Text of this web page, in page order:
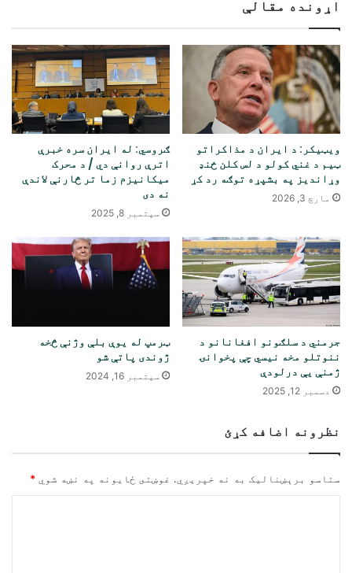
اړونده مقالې
ویټیکر: د ایران د مذاکراتو
ټیم د غني کولو د لس کلن ځنډ
وړاندیز په بشپړه توګه رد کړ
مارچ 3, 2026
ګروسي: له ایران سره خبرې
اترې روانې دي / د محرک
میکانیزم زما تر څارنې لاندې
نه دی
سپتمبر 8, 2025
جرمني د سلګونو افغانانو د
ننوتلو مخه نیسي چې پخوانۍ
ژمنې یې درلودې
دسمبر 12, 2025
ټرمپ له یوې بلې وژنې څخه
ژوندی پاتې شو
سپتمبر 16, 2024
نظرونه اضافه کړئ
ستاسو برېښناليک به نه خپريږي. غوښتى ځایونه په نښه شوي *